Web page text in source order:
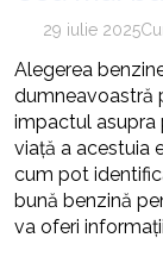
29 iulie 2025
Alegerea
dumneavoastră
impactul asupra
viață a acestuia
cum pot
bună benzină
va oferi